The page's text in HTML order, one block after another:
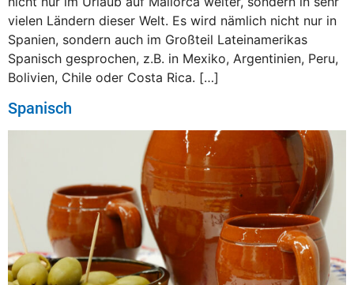
vielen Ländern dieser Welt. Es wird nämlich nicht nur in
Spanien, sondern auch im Großteil Lateinamerikas
Spanisch gesprochen, z.B. in Mexiko, Argentinien, Peru,
Bolivien, Chile oder Costa Rica. […]
Spanisch